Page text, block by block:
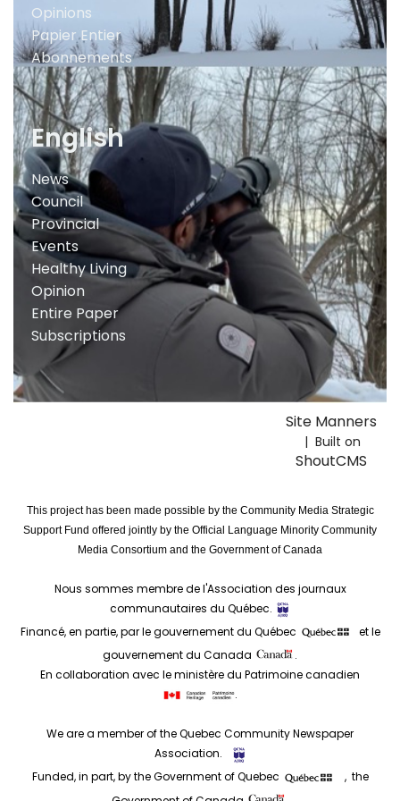
Opinions
Papier Entier
Abonnements
English
News
Council
Provincial
Events
Healthy Living
Opinion
Entire Paper
Subscriptions
Site Manners
| Built on
ShoutCMS
This project has been made possible by the Community Media Strategic
Support Fund offered jointly by the Official Language Minority Community
Media Consortium and the Government of Canada
Nous sommes membre de l'Association des journaux
communautaires du Québec.
Financé, en partie, par le gouvernement du Québec
et le
gouvernement du Canada
.
En collaboration avec le ministère du Patrimoine canadien
.
We are a member of the Quebec Community Newspaper
Association.
Funded, in part, by the Government of Quebec
, the